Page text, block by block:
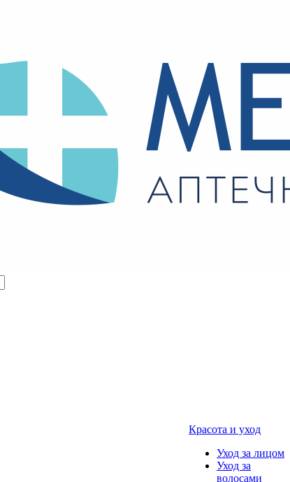
Красота и уход
Уход за лицом
Уход за
волосами